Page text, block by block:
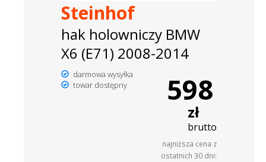
Steinhof
hak holowniczy BMW
X6 (E71) 2008-2014
darmowa wysyłka
towar dostępny
598
zł
brutto
najniższa cena z
ostatnich 30 dni: